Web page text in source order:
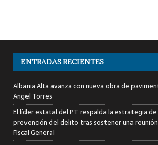
ENTRADAS RECIENTES
Albania Alta avanza con nueva obra de
Angel Torres
El líder estatal del PT respalda la estrategia de
prevención del delito tras sostener una
Fiscal General